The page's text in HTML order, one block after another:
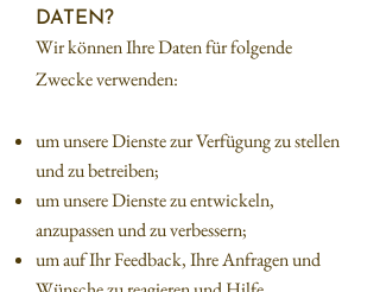
DATEN?
Wir können Ihre Daten für folgende
Zwecke verwenden:
um unsere Dienste zur Verfügung zu stellen
und zu betreiben;
um unsere Dienste zu entwickeln,
anzupassen und zu verbessern;
um auf Ihr Feedback, Ihre Anfragen und